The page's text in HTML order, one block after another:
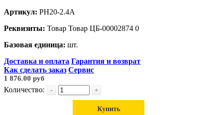
Артикул: PH20-2.4A
Реквизиты: Товар Товар ЦБ-00002874 0
Базовая единица: шт.
Доставка и оплата Гарантия и возврат
Как сделать заказ Сервис
1 876.00 руб
Количество: - +
Купить